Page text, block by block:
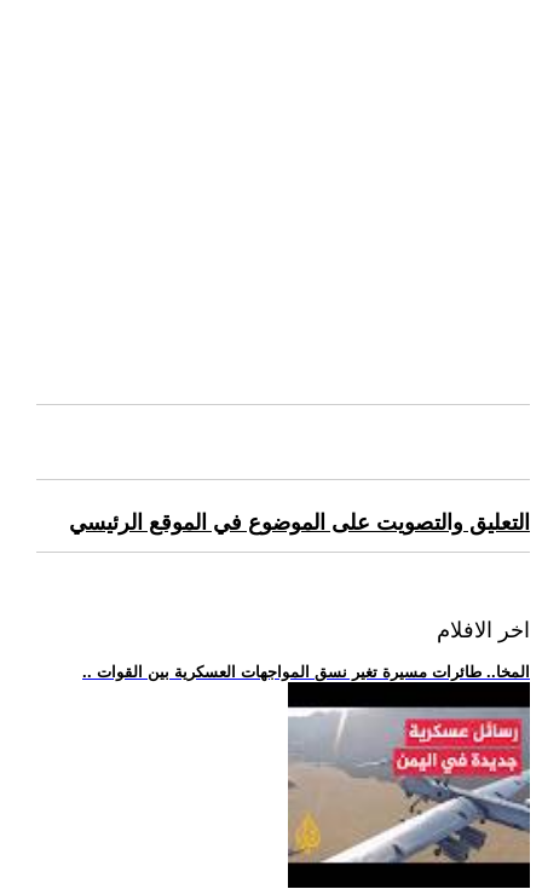
التعليق والتصويت على الموضوع في الموقع الرئيسي
اخر الافلام
.. المخا.. طائرات مسيرة تغير نسق المواجهات العسكرية بين القوات